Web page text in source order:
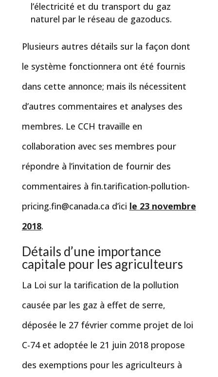
l’électricité et du transport du gaz
naturel par le réseau de gazoducs.
Plusieurs autres détails sur la façon dont
le système fonctionnera ont été fournis
dans cette annonce; mais ils nécessitent
d’autres commentaires et analyses des
membres. Le CCH travaille en
collaboration avec ses membres pour
répondre à l’invitation de fournir des
commentaires à fin.tarification-pollution-
pricing.fin@canada.ca d’ici le 23 novembre
2018.
Détails d’une importance
capitale pour les agriculteurs
La Loi sur la tarification de la pollution
causée par les gaz à effet de serre,
déposée le 27 février comme projet de loi
C-74 et adoptée le 21 juin 2018 propose
des exemptions pour les agriculteurs à